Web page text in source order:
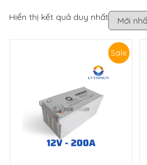
Hiển thị kết quả duy nhất
Sale